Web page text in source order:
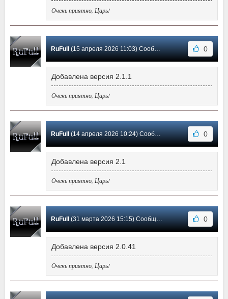
Очень приятно, Царь!
RuFull(15 апреля 2026 11:03) Сообщение #119 0
Добавлена версия 2.1.1
Очень приятно, Царь!
RuFull(14 апреля 2026 10:24) Сообщение #118 0
Добавлена версия 2.1
Очень приятно, Царь!
RuFull(31 марта 2026 15:15) Сообщение #117 0
Добавлена версия 2.0.41
Очень приятно, Царь!